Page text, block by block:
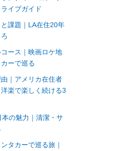
イブガイド
課題｜LA在住20年
ース｜映画ロケ地
ーで巡る
｜アメリカ在住者
楽で楽しく続ける3
の魅力｜清潔・サ
タカーで巡る旅｜